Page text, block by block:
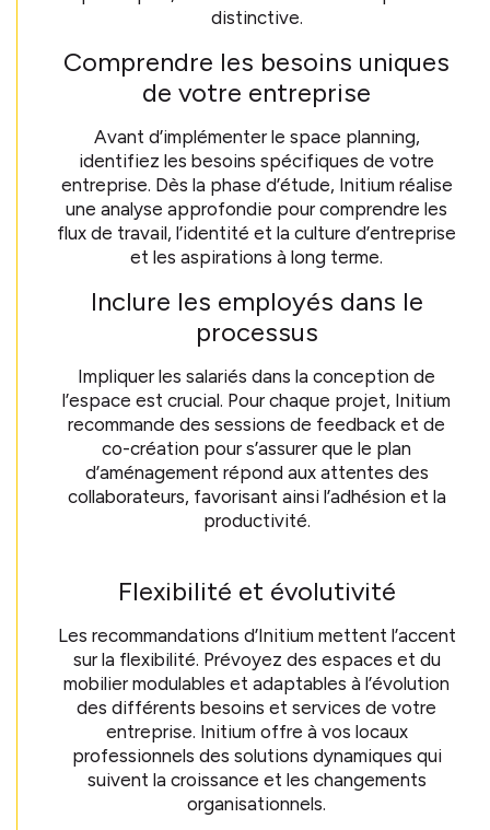
distinctive.
Comprendre les besoins uniques
de votre entreprise
Avant d’implémenter le space planning,
identifiez les besoins spécifiques de votre
entreprise. Dès la phase d’étude, Initium réalise
une analyse approfondie pour comprendre les
flux de travail, l’identité et la culture d’entreprise
et les aspirations à long terme.
Inclure les employés dans le
processus
Impliquer les salariés dans la conception de
l’espace est crucial. Pour chaque projet, Initium
recommande des sessions de feedback et de
co-création pour s’assurer que le plan
d’aménagement répond aux attentes des
collaborateurs, favorisant ainsi l’adhésion et la
productivité.
Flexibilité et évolutivité
Les recommandations d’Initium mettent l’accent
sur la flexibilité. Prévoyez des espaces et du
mobilier modulables et adaptables à l’évolution
des différents besoins et services de votre
entreprise. Initium offre à vos locaux
professionnels des solutions dynamiques qui
suivent la croissance et les changements
organisationnels.